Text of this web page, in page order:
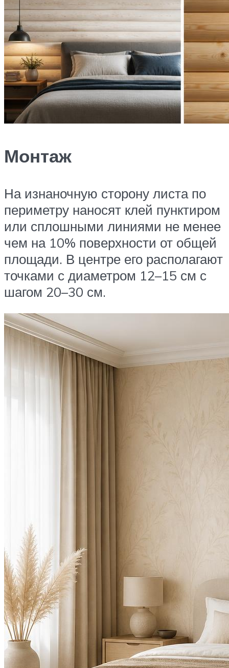
Монтаж
На изнаночную сторону листа по
периметру наносят клей пунктиром
или сплошными линиями не менее
чем на 10% поверхности от общей
площади. В центре его располагают
точками с диаметром 12–15 см с
шагом 20–30 см.